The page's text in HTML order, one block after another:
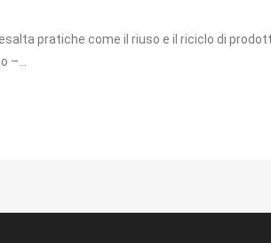
pratiche come il riuso e il riciclo di